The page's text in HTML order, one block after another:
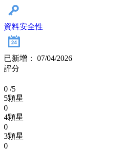
資料安全性
已新增： 07/04/2026
評分
0 /5
5顆星
0
4顆星
0
3顆星
0